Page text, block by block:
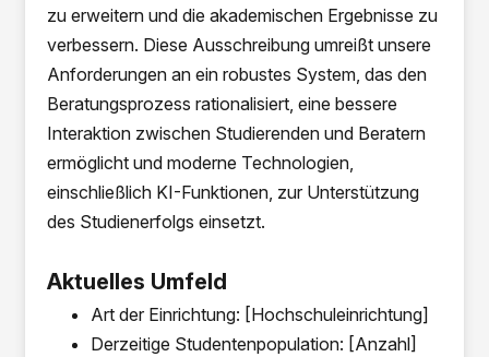
zu erweitern und die akademischen Ergebnisse zu
verbessern. Diese Ausschreibung umreißt unsere
Anforderungen an ein robustes System, das den
Beratungsprozess rationalisiert, eine bessere
Interaktion zwischen Studierenden und Beratern
ermöglicht und moderne Technologien,
einschließlich KI-Funktionen, zur Unterstützung
des Studienerfolgs einsetzt.
Aktuelles Umfeld
Art der Einrichtung: [Hochschuleinrichtung]
Derzeitige Studentenpopulation: [Anzahl]